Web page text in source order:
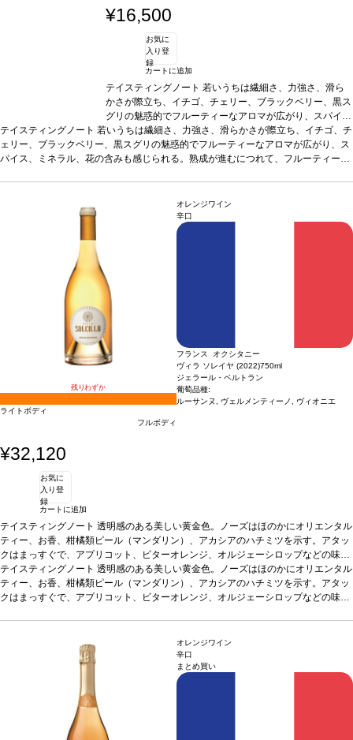
¥16,500
お気に
入り登
録
カートに追加
テイスティングノート若いうちは繊細さ、力強さ、滑ら
かさが際立ち、イチゴ、チェリー、ブラックベリー、黒ス
グリの魅惑的でフルーティーなアロマが広がり、スパイ
ス、ミネラル、花の含みも感じられる。熟成が進むにつれ
て、フルーティーなアロマは、トリュフから林床を含む、
スミレ、タバコ、柔らかいオリエンタルスパイスを伴う、
テイスティングノート 若いうちは繊細さ、力強さ、滑らかさが際立ち、イチゴ、チ
ェリー、ブラックベリー、黒スグリの魅惑的でフルーティーなアロマが広がり、ス
パイス、ミネラル、花の含みも感じられる。熟成が進むにつれて、フルーティーな
残りわずか
ライトボディ
フルボディ
オレンジワイン
辛口
フランス オクシタニー
ヴィラ ソレイヤ (2022)750ml
ジェラール・ベルトラン
葡萄品種:
ルーサンヌ, ヴェルメンティーノ, ヴィオニエ
¥32,120
お気に
入り登
録
カートに追加
テイスティングノート 透明感のある美しい黄金色。ノーズはほのかにオリエンタル
ティー、お香、柑橘類ピール（マンダリン）、アカシアのハチミツを示す。アタッ
クはまっすぐで、アプリコット、ビターオレンジ、オルジェーシロップなどの味わ
いを含む。ミッドパレットは、調和の取れたストラクチャーが塩味とクリーミーな
バターのニュアンスによりバランスが取れている。フィニッシュは、ラ・クラープ
のテロワールに沿った心地よいデリケートな塩味と、カリンやミネラルのタッチを
なスパイスを効かせたロースト野菜、フレッシュな山羊のチーズや熟成した牛や羊
のチーズなどと好相性
ルーサンヌ、ヴェルメンティーノ、ヴィオニエ
デメテール認証*本ヴィンテージが在庫切れの場合、在庫があり価格が同様の場
合は自動的に次のヴィンテージに変更されます、ご了承ください。
テイスティングノート 透明感のある美しい黄金色。ノーズはほのかにオリエンタル
ティー、お香、柑橘類ピール（マンダリン）、アカシアのハチミツを示す。アタッ
クはまっすぐで、アプリコット、ビターオレンジ、オルジェーシロップなどの味わ
のテロワールに沿った心地よいデリケートな塩味と、カリンやミネラルのタッチを
伴う。コクがあり濃厚な味わいで、アロマの余韻が美しく続き、タンニンは調和の
とれたストラクチャーを持つ。
ラム肉とアプリコットのシチュー、繊細
なスパイスを効かせたロースト野菜、フレッシュな山羊のチーズや熟成した牛や羊
のチーズなどと好相性葡萄品種
デメテール認証*本ヴィンテージが在庫切れの場合、在庫があり価格が同様の場
合は自動的に次のヴィンテージに変更されます、ご了承ください。
オレンジワイン
辛口
まとめ買い